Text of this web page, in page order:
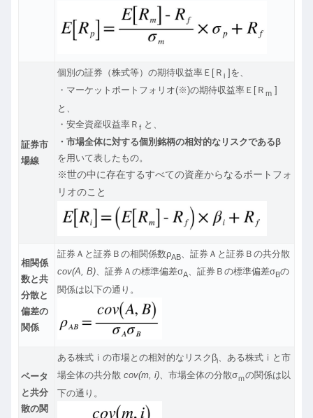
証券市
場線
個別の証券（株式等）の期待収益率Ｅ[Ｒ i ]を、
・マーケットポートフォリオ(※)の期待収益率Ｅ[Ｒ m ]
と、
・安全資産収益率Ｒ f と、
・市場全体に対する個別銘柄の相対的なリスクであるβ
を用いて表したもの。
※世の中に存在するすべての資産からなるポートフォ
リオのこと
相関係
数と共
分散と
偏差の
関係
証券Ａと証券Ｂの相関係数ρAB
、証券Ａと証券Ｂの共分散
cov(A, B)、証券Ａの標準偏差σA、証券Ｂの標準偏差σBの
関係は以下の通り。
ベータ
と共分
散の関
ある株式ｉの市場との相対的なリスクβi
、ある株式ｉと市
場全体の共分散 cov(m, i)、市場全体の分散σｍの関係は以
下の通り。